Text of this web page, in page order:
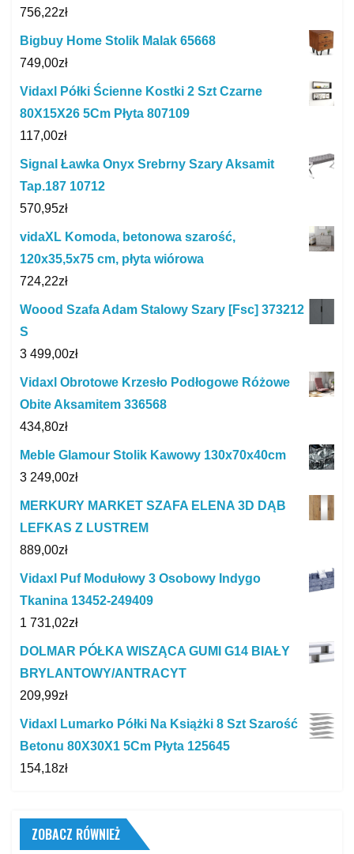
756,22zł
Bigbuy Home Stolik Malak 65668
749,00zł
Vidaxl Półki Ścienne Kostki 2 Szt Czarne
80X15X26 5Cm Płyta 807109
117,00zł
Signal Ławka Onyx Srebrny Szary Aksamit
Tap.187 10712
570,95zł
vidaXL Komoda, betonowa szarość,
120x35,5x75 cm, płyta wiórowa
724,22zł
Woood Szafa Adam Stalowy Szary [Fsc] 373212
S
3 499,00zł
Vidaxl Obrotowe Krzesło Podłogowe Różowe
Obite Aksamitem 336568
434,80zł
Meble Glamour Stolik Kawowy 130x70x40cm
3 249,00zł
MERKURY MARKET SZAFA ELENA 3D DĄB
LEFKAS Z LUSTREM
889,00zł
Vidaxl Puf Modułowy 3 Osobowy Indygo
Tkanina 13452-249409
1 731,02zł
DOLMAR PÓŁKA WISZĄCA GUMI G14 BIAŁY
BRYLANTOWY/ANTRACYT
209,99zł
Vidaxl Lumarko Półki Na Książki 8 Szt Szarość
Betonu 80X30X1 5Cm Płyta 125645
154,18zł
ZOBACZ RÓWNIEŻ